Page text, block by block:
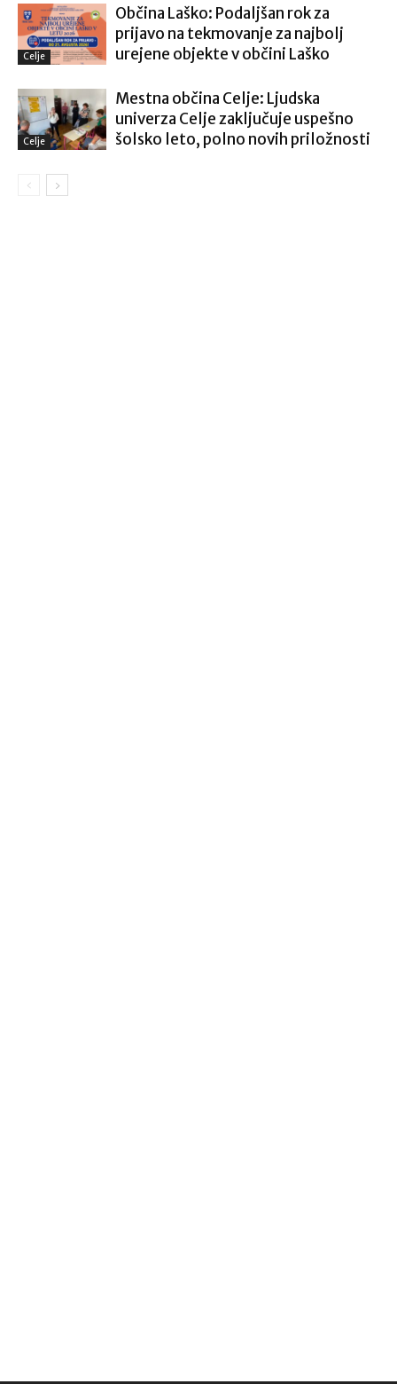
Celje
Občina Laško: Podaljšan rok za
prijavo na tekmovanje za najbolj
urejene objekte v občini Laško
Celje
Mestna občina Celje: Ljudska
univerza Celje zaključuje uspešno
šolsko leto, polno novih priložnosti